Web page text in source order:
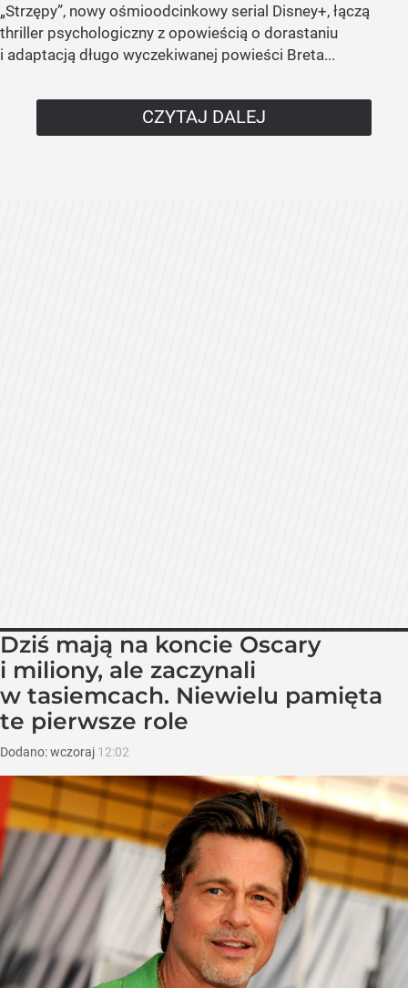
„Strzępy”, nowy ośmioodcinkowy serial Disney+, łączą
thriller psychologiczny z opowieścią o dorastaniu
i adaptacją długo wyczekiwanej powieści Breta...
CZYTAJ DALEJ
Dziś mają na koncie Oscary
i miliony, ale zaczynali
w tasiemcach. Niewielu pamięta
te pierwsze role
Dodano:wczoraj 12:02